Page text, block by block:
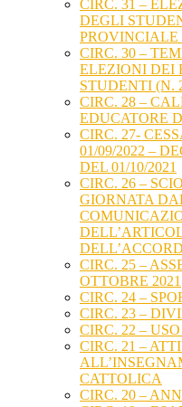
CIRC. 31 –
DEGLI
PROVINCIALE
CIRC. 30 –
ELEZIONI DEI
STUDENTI (N.
CIRC. 28 –
EDUCATORE
CIRC. 27-
01/09/2022 –
DEL 01/10/2021
CIRC. 26 –
GIORNATA
CIRC. 25 –
OTTOBRE 2021
CIRC. 24 –
CIRC. 23 –
CIRC. 22 –
CIRC. 21 –
CATTOLICA
CIRC. 20 –